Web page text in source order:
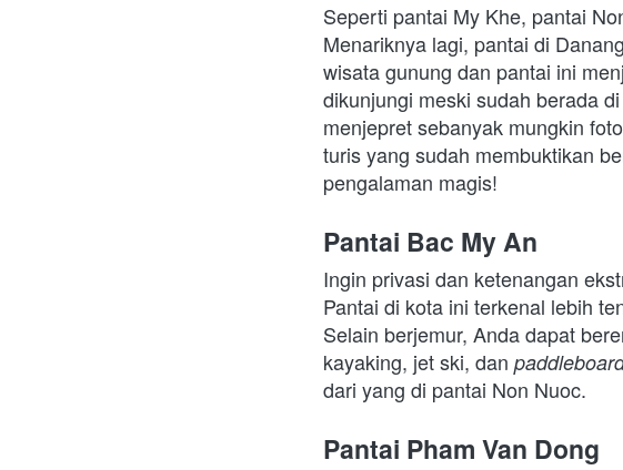
Seperti pantai My Khe, pantai
Menariknya lagi, pantai di
wisata gunung dan pantai ini
dikunjungi meski sudah berada
menjepret sebanyak mungkin
turis yang sudah membuktikan
pengalaman magis!
Pantai Bac My An
Ingin privasi dan ketenangan
Pantai di kota ini terkenal lebih
Selain berjemur, Anda dapat
kayaking, jet ski, dan
dari yang di pantai Non Nuoc.
Pantai Pham Van Dong